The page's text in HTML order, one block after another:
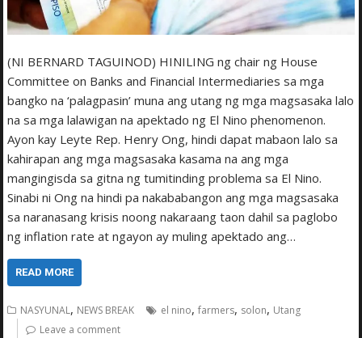
(NI BERNARD TAGUINOD) HINILING ng chair ng House
Committee on Banks and Financial Intermediaries sa mga
bangko na ‘palagpasin’ muna ang utang ng mga magsasaka lalo
na sa mga lalawigan na apektado ng El Nino phenomenon.
Ayon kay Leyte Rep. Henry Ong, hindi dapat mabaon lalo sa
kahirapan ang mga magsasaka kasama na ang mga
mangingisda sa gitna ng tumitinding problema sa El Nino.
Sinabi ni Ong na hindi pa nakababangon ang mga magsasaka
sa naranasang krisis noong nakaraang taon dahil sa paglobo
ng inflation rate at ngayon ay muling apektado ang…
READ MORE
NASYUNAL, NEWS BREAK el nino,farmers, solon, Utang
Leave a comment